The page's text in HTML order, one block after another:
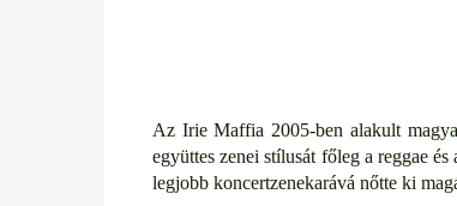
Az Irie Maffia 2005-ben alakult
együttes zenei stílusát főleg a reggae
legjobb koncertzenekarává nőtte ki